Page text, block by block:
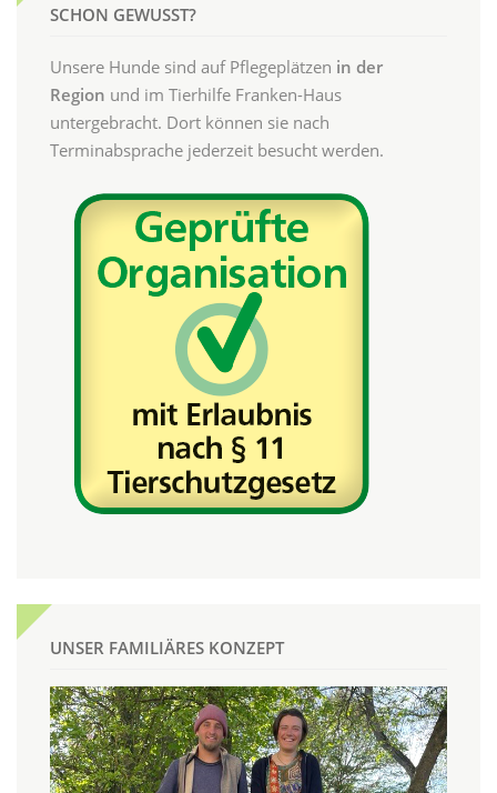
SCHON GEWUSST?
Unsere Hunde sind auf Pflegeplätzen in der
Region und im Tierhilfe Franken-Haus
untergebracht. Dort können sie nach
Terminabsprache jederzeit besucht werden.
UNSER FAMILIÄRES KONZEPT